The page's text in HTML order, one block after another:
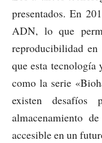
presentados. En
ADN, lo que
reproducibilidad en
que esta tecnología
como la serie
existen desafíos
almacenamiento
accesible en un